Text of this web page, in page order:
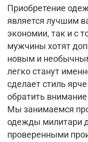
Приобретение
является лучшим
экономии, так и с
мужчины хотят
новым и
легко станут
сделает стиль
обратить
Мы занимаемся
одежды милитари
проверенными